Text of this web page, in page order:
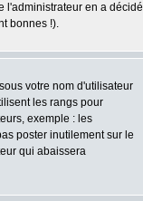
l'administrateur en a décidé
bonnes !).
votre nom d'utilisateur
les rangs pour
exemple : les
poster inutilement sur le
qui abaissera